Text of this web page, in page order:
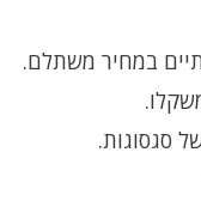
במחיר משתלם.